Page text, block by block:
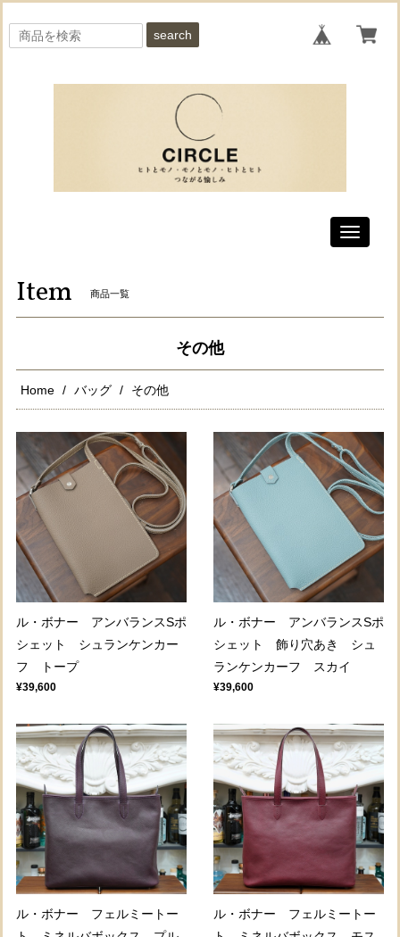
search
Toggle
Item 商品一覧
その他
Home バッグ その他
ル・ボナー アンバランスSポ
シェット シュランケンカー
フ トープ
¥39,600
ル・ボナー アンバランスSポ
シェット 飾り穴あき シュ
ランケンカーフ スカイ
¥39,600
ル・ボナー フェルミートー
ル・ボナー フェルミートー